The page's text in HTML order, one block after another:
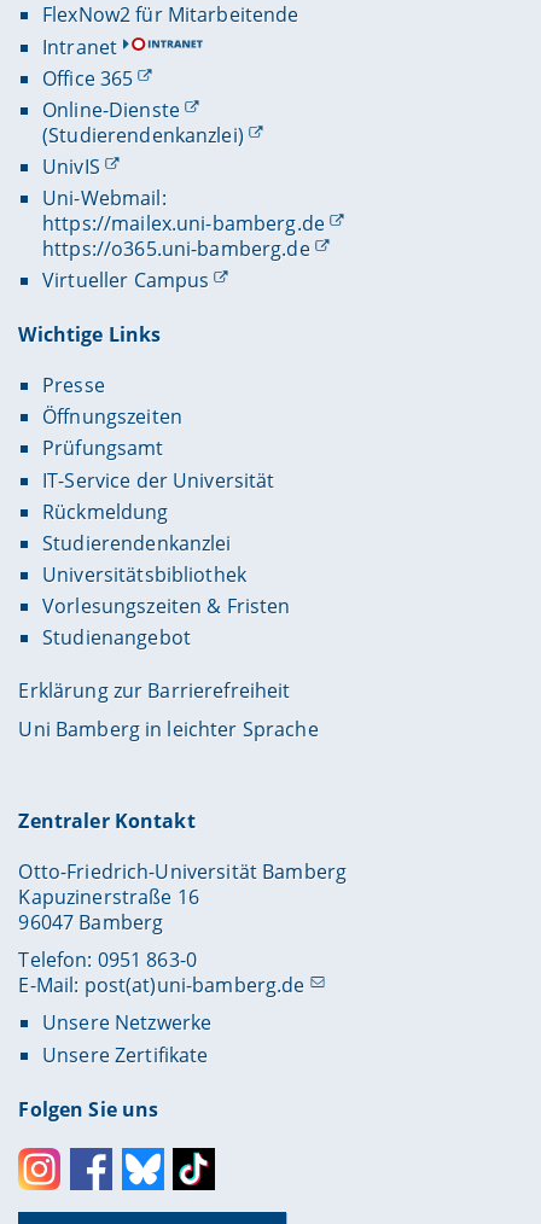
FlexNow2 für Mitarbeitende
Intranet
Office 365
Online-Dienste
(Studierendenkanzlei)
UnivIS
Uni-Webmail:
https://mailex.uni-bamberg.de
https://o365.uni-bamberg.de
Virtueller Campus
Wichtige Links
Presse
Öffnungszeiten
Prüfungsamt
IT-Service der Universität
Rückmeldung
Studierendenkanzlei
Universitätsbibliothek
Vorlesungszeiten & Fristen
Studienangebot
Erklärung zur Barrierefreiheit
Uni Bamberg in leichter Sprache
Zentraler Kontakt
Otto-Friedrich-Universität Bamberg
Kapuzinerstraße 16
96047 Bamberg
Telefon: 0951 863-0
E-Mail: post(at)uni-bamberg.de
Unsere Netzwerke
Unsere Zertifikate
Folgen Sie uns
InstagramFacebookBlueskyToktok